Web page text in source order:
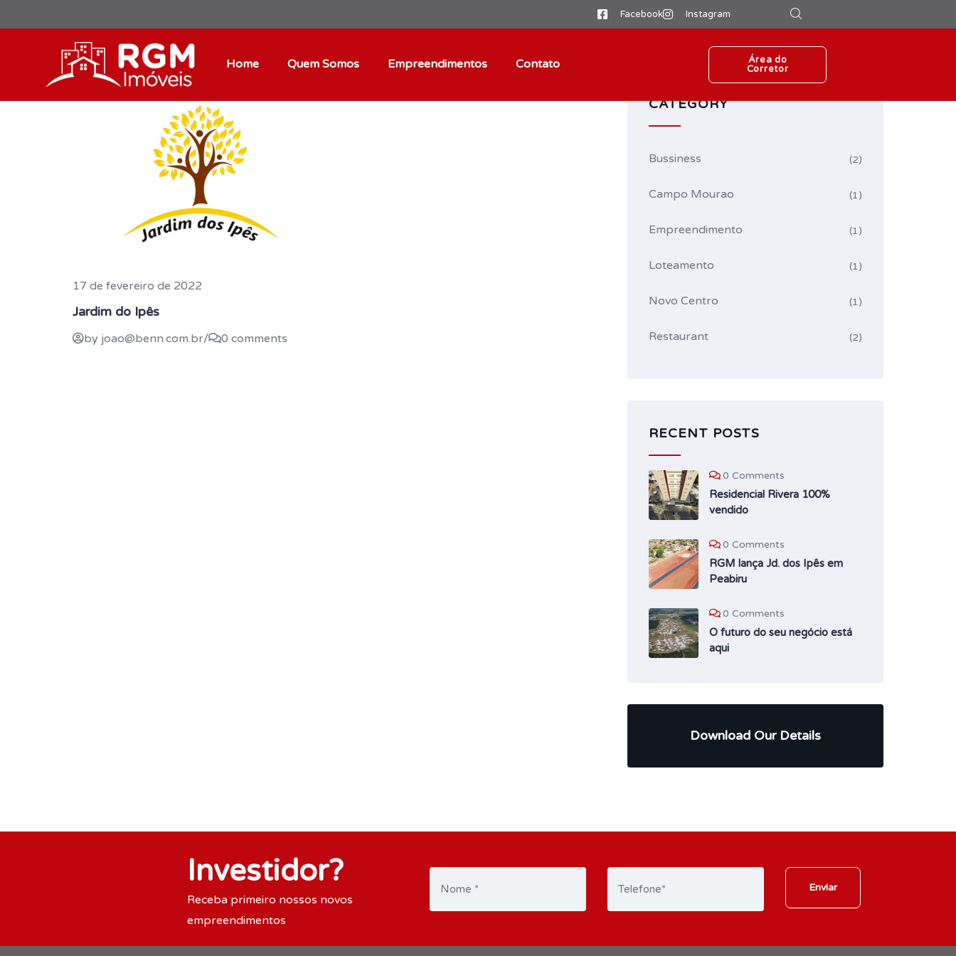
Facebook Instagram
Home Quem Somos Empreendimentos Contato
Área do
Corretor
17 de fevereiro de 2022
Jardim do Ipês
by joao@benn.com.br/ 0 comments
CATEGORY
Bussiness (2)
Campo Mourao (1)
Empreendimento (1)
Loteamento (1)
Novo Centro (1)
Restaurant (2)
RECENT POSTS
0 Comments
Residencial Rivera 100%
vendido
0 Comments
RGM lança Jd. dos Ipês em
Peabiru
0 Comments
O futuro do seu negócio está
aqui
Download Our Details
Investidor?
Receba primeiro nossos novos
empreendimentos